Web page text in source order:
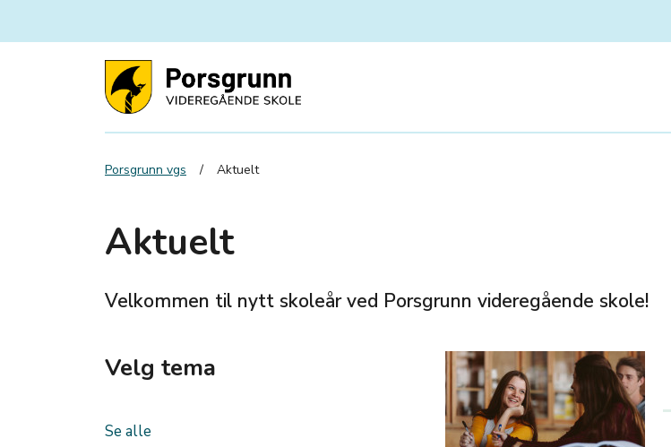
Porsgrunn vgs Aktuelt
Aktuelt
Velkommen til nytt skoleår ved Porsgrunn videregående skole!
Velg tema
Se alle